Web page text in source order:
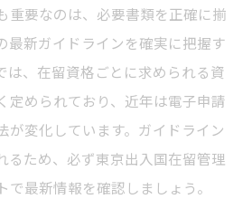
重要なのは、必要書類を正確に揃
最新ガイドラインを確実に把握す
は、在留資格ごとに求められる資
定められており、近年は電子申請
が変化しています。ガイドライン
るため、必ず東京出入国在留管理
最新情報を確認しましょう。